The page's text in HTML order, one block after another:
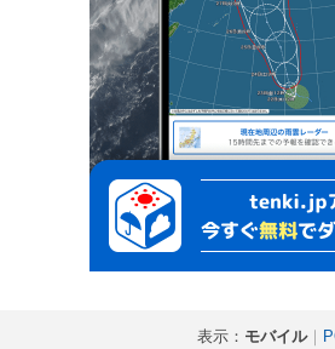
表示： モバイル｜